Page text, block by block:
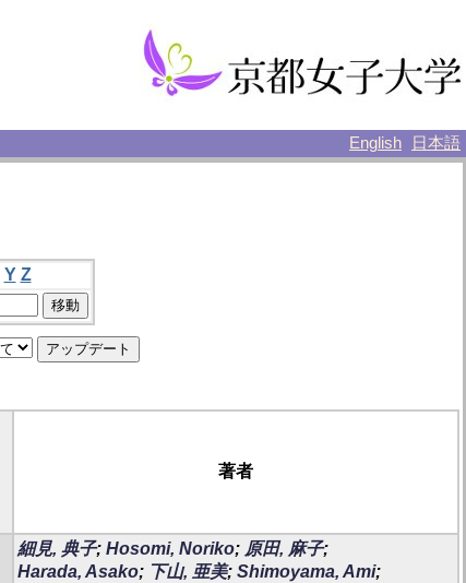
English 日本語
Y Z
著者
細見, 典子; Hosomi, Noriko; 原田, 麻子;
Harada, Asako; 下山, 亜美; Shimoyama, Ami;